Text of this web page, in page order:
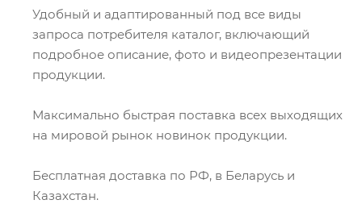
Удобный и адаптированный под все виды
запроса потребителя каталог, включающий
подробное описание, фото и видеопрезентации
продукции.
Максимально быстрая поставка всех выходящих
на мировой рынок новинок продукции.
Бесплатная доставка по РФ, в Беларусь и
Казахстан.